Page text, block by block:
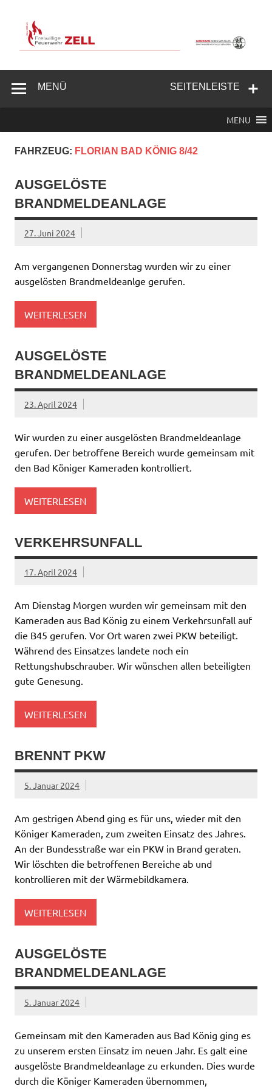
springen
Feuerwehr
SEITENLEISTE
MENÜ
MENU
FAHRZEUG: FLORIAN BAD KÖNIG 8/42
AUSGELÖSTE
BRANDMELDEANLAGE
27. Juni 2024
Am vergangenen Donnerstag wurden wir zu einer
ausgelösten Brandmeldeanlge gerufen.
WEITERLESEN
AUSGELÖSTE
BRANDMELDEANLAGE
23. April 2024
Wir wurden zu einer ausgelösten Brandmeldeanlage
gerufen. Der betroffene Bereich wurde gemeinsam mit
den Bad Königer Kameraden kontrolliert.
WEITERLESEN
VERKEHRSUNFALL
17. April 2024
Am Dienstag Morgen wurden wir gemeinsam mit den
Kameraden aus Bad König zu einem Verkehrsunfall auf
die B45 gerufen. Vor Ort waren zwei PKW beteiligt.
Während des Einsatzes landete noch ein
Rettungshubschrauber. Wir wünschen allen beteiligten
gute Genesung.
WEITERLESEN
BRENNT PKW
5. Januar 2024
Am gestrigen Abend ging es für uns, wieder mit den
Königer Kameraden, zum zweiten Einsatz des Jahres.
An der Bundesstraße war ein PKW in Brand geraten.
Wir löschten die betroffenen Bereiche ab und
kontrollieren mit der Wärmebildkamera.
WEITERLESEN
AUSGELÖSTE
BRANDMELDEANLAGE
5. Januar 2024
Gemeinsam mit den Kameraden aus Bad König ging es
zu unserem ersten Einsatz im neuen Jahr. Es galt eine
ausgelöste Brandmeldeanlage zu erkunden. Dies wurde
durch die Königer Kameraden übernommen,